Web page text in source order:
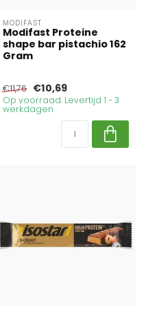
MODIFAST
Modifast Proteine
shape bar pistachio 162
Gram
€11,76 €10,69
Op voorraad. Levertijd 1 - 3
werkdagen